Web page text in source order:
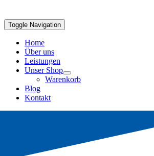
Toggle Navigation
Home
Über uns
Leistungen
Unser Shop
Warenkorb
Blog
Kontakt